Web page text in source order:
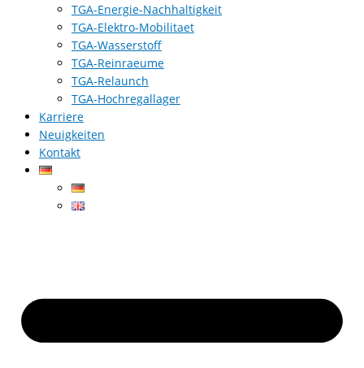
TGA-Energie-Nachhaltigkeit
TGA-Elektro-Mobilitaet
TGA-Wasserstoff
TGA-Reinraeume
TGA-Relaunch
TGA-Hochregallager
Karriere
Neuigkeiten
Kontakt